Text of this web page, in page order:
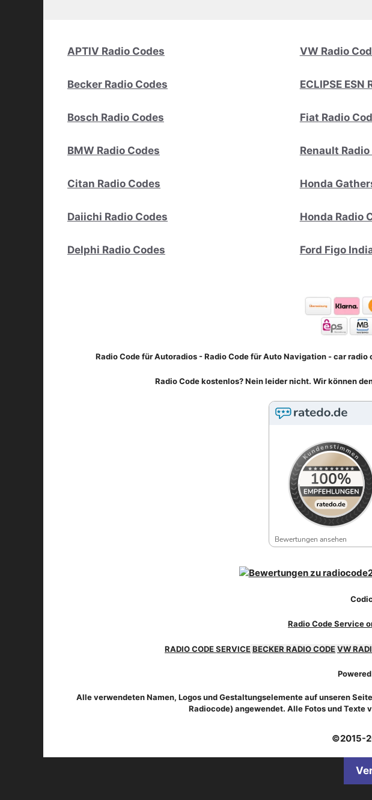
APTIV Radio Codes
Becker Radio Codes
Bosch Radio Codes
BMW Radio Codes
Citan Radio Codes
Daiichi Radio Codes
Delphi Radio Codes
VW Radio
ECLIPSE ESN
Fiat Radio
Renault
Honda
Honda Radio
Ford Figo
Radio Code für Autoradios - Radio Code für Auto Navigation - car
Radio Code kostenlos? Nein leider nicht. Wir können
Bewertungen ansehen
Radio Code Service
RADIO CODE SERVICEBECKER RADIO CODEVW
Alle verwendeten Namen, Logos und Gestaltungselemente auf unseren
Radiocode) angewendet. Alle Fotos und
©2015-